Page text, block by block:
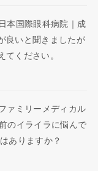
本国際眼科病院｜成
良いと聞きましたが
てください。
ァミリーメディカル
のイライラに悩んで
ありますか？